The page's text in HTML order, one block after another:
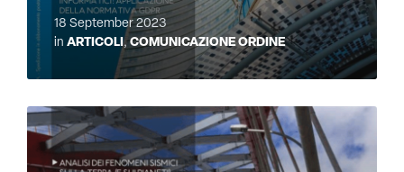
18 September 2023
in ARTICOLI,COMUNICAZIONE ORDINE